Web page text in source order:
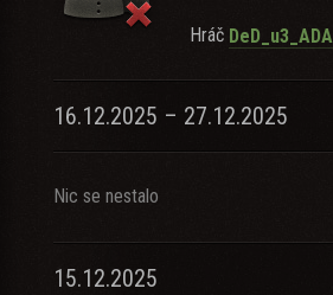
Hráč DeD_u3_ADA
16.12.2025 – 27.12.2025
Nic se nestalo
15.12.2025